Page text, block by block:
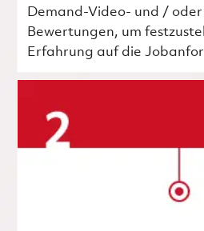
Demand-Video- und /
Bewertungen, um
Erfahrung auf die